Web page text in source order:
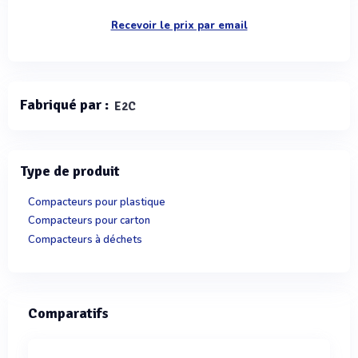
Recevoir le prix par email
Fabriqué par : E2C
Type de produit
Compacteurs pour plastique
Compacteurs pour carton
Compacteurs à déchets
Comparatifs